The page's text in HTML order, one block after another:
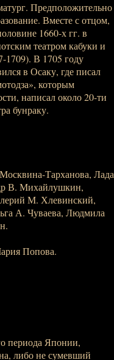
Предположительно
Вместе с отцом,
1660-х гг. в
театром кабуки и
1709). В 1705 году
в Осаку, где писал
которым
написал около 20-ти
бунраку.
Тарханова, Лада
В. Михайлушкин,
М. Хлевинский,
А. Чуваева, Людмила
Попова.
периода Японии,
либо не сумевший